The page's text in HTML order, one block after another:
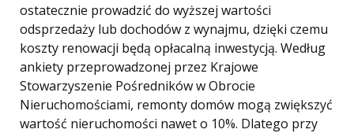
ostatecznie prowadzić do wyższej wartości
odsprzedaży lub dochodów z wynajmu, dzięki czemu
koszty renowacji będą opłacalną inwestycją. Według
ankiety przeprowadzonej przez Krajowe
Stowarzyszenie Pośredników w Obrocie
Nieruchomościami, remonty domów mogą zwiększyć
wartość nieruchomości nawet o 10%. Dlatego przy